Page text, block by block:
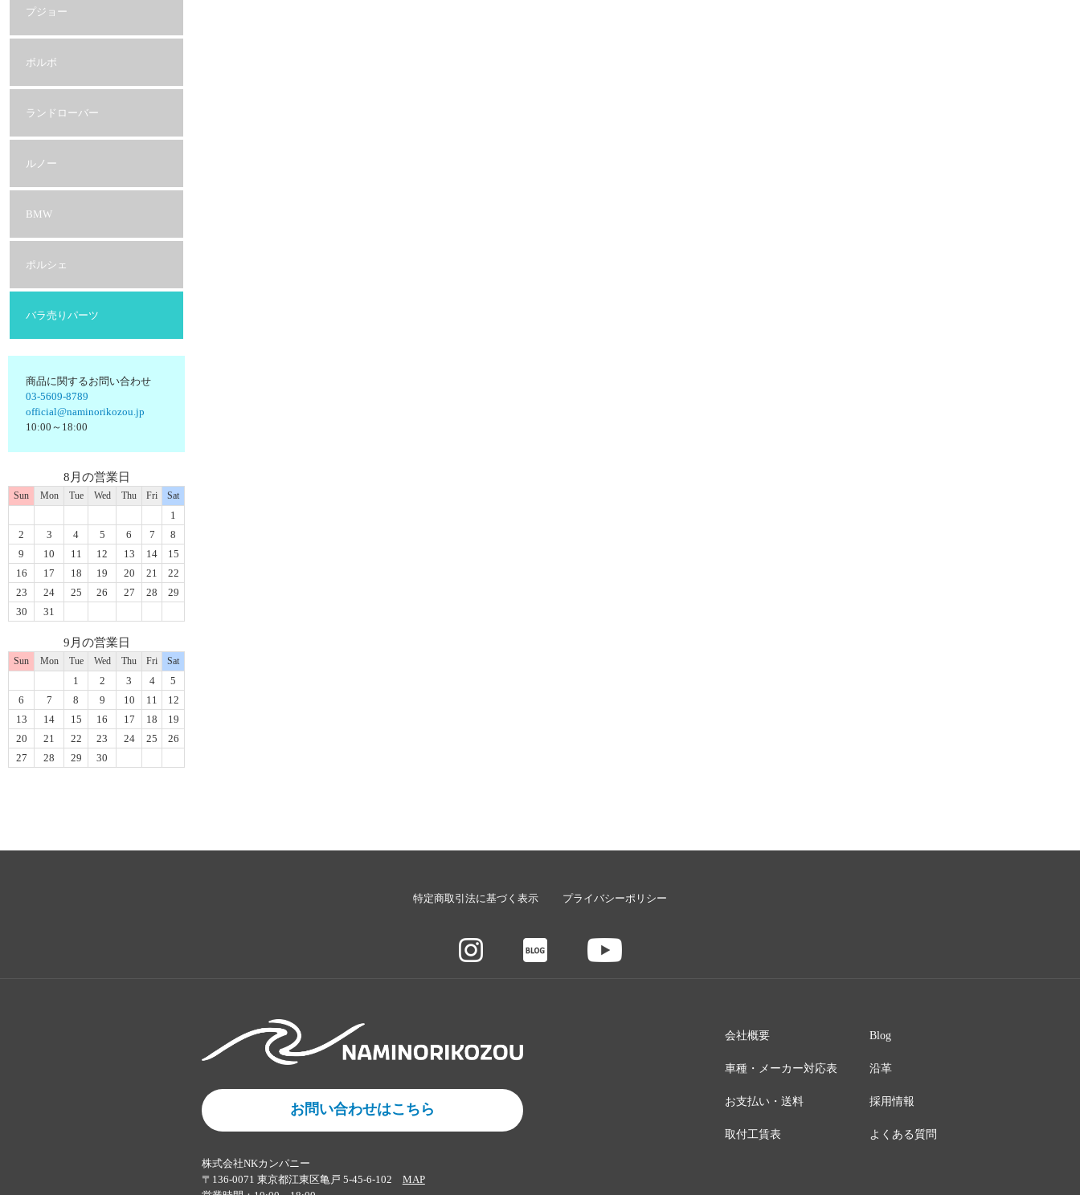
プジョー
ボルボ
ランドローバー
ルノー
BMW
ポルシェ
バラ売りパーツ
商品に関するお問い合わせ
03-5609-8789
official@naminorikozou.jp
10:00～18:00
8月の営業日
Sun Mon Tue Wed Thu Fri Sat
1
2
3 4 5 6 7
8
9
10 11 12 13 14
15
16
17 18 19 20 21
22
23
24 25 26 27 28
29
30
31
9月の営業日
Sun Mon Tue Wed Thu Fri Sat
1 2 3 4
5
6
7 8 9 10 11
12
13
14 15 16 17 18
19
20
21 22 23 24 25
26
27
28 29 30
特定商取引法に基づく表示 プライバシーポリシー
お問い合わせはこちら
株式会社NKカンパニー
〒136-0071 東京都江東区亀戸 5-45-6-102 MAP
会社概要
車種・メーカー対応表
お支払い・送料
取付工賃表
Blog
沿革
採用情報
よくある質問